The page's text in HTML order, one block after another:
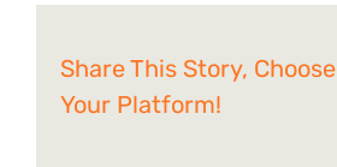
Share This Story, Choose
Your Platform!